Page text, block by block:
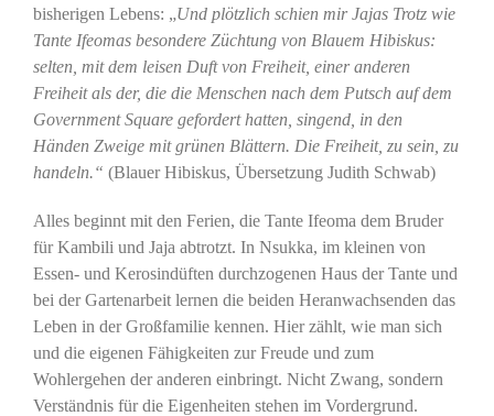
bisherigen Lebens: „Und plötzlich schien mir Jajas Trotz wie
Tante Ifeomas besondere Züchtung von Blauem Hibiskus:
selten, mit dem leisen Duft von Freiheit, einer anderen
Freiheit als der, die die Menschen nach dem Putsch auf dem
Government Square gefordert hatten, singend, in den
Händen Zweige mit grünen Blättern. Die Freiheit, zu sein, zu
handeln.“ (Blauer Hibiskus, Übersetzung Judith Schwab)
Alles beginnt mit den Ferien, die Tante Ifeoma dem Bruder
für Kambili und Jaja abtrotzt. In Nsukka, im kleinen von
Essen- und Kerosindüften durchzogenen Haus der Tante und
bei der Gartenarbeit lernen die beiden Heranwachsenden das
Leben in der Großfamilie kennen. Hier zählt, wie man sich
und die eigenen Fähigkeiten zur Freude und zum
Wohlergehen der anderen einbringt. Nicht Zwang, sondern
Verständnis für die Eigenheiten stehen im Vordergrund.